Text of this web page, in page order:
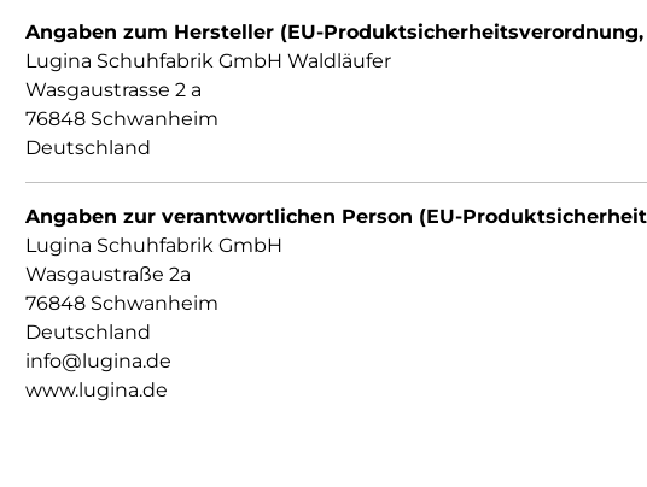
Angaben zum Hersteller (EU-Produktsicherheitsverordnung,
Lugina Schuhfabrik GmbH Waldläufer
Wasgaustrasse 2 a
76848 Schwanheim
Deutschland
Angaben zur verantwortlichen Person (EU-
Lugina Schuhfabrik GmbH
Wasgaustraße 2a
76848 Schwanheim
Deutschland
info@lugina.de
www.lugina.de